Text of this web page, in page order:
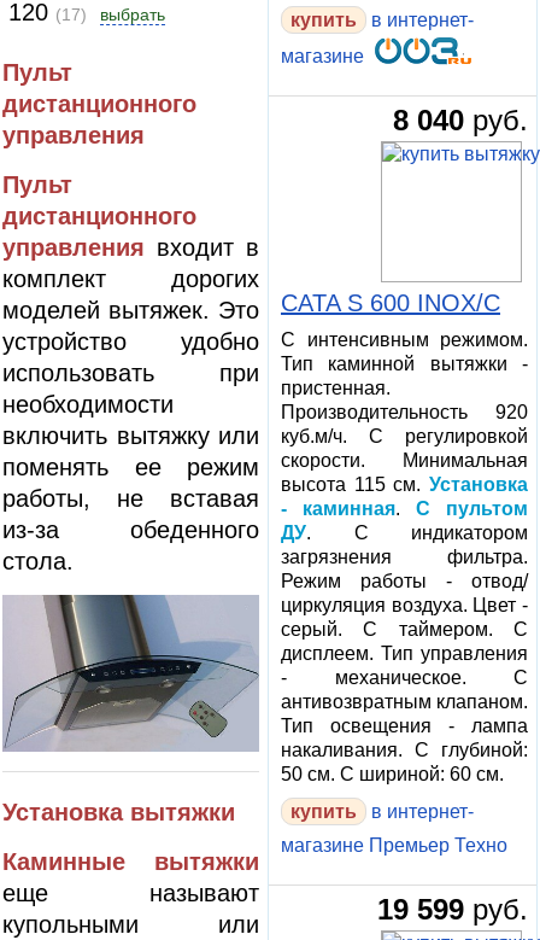
120 (17) выбрать
Пульт
дистанционного
управления
Пульт
дистанционного
управления входит в
комплект дорогих
моделей вытяжек. Это
устройство удобно
использовать при
необходимости
включить вытяжку или
поменять ее режим
работы, не вставая
из-за обеденного
стола.
Установка вытяжки
Каминные вытяжки
еще называют
купольными или
в интернет-
магазине
8 040 руб.
CATA S 600 INOX/C
С интенсивным режимом.
Тип каминной вытяжки -
пристенная.
Производительность 920
куб.м/ч. С регулировкой
скорости. Минимальная
высота 115 см. Установка
- каминная. С пультом
ДУ. С индикатором
загрязнения фильтра.
Режим работы - отвод/
циркуляция воздуха. Цвет -
серый. С таймером. С
дисплеем. Тип управления
- механическое. С
антивозвратным клапаном.
Тип освещения - лампа
накаливания. С глубиной:
50 см. С шириной: 60 см.
в интернет-
магазине Премьер Техно
19 599 руб.